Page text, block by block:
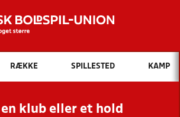
Hvad vil du søge efter?
INDHOLD OG NYHEDER
RESULTATER, KLUBBER OG
RÆKKE SPILLESTED KAMP
en klub eller et hold